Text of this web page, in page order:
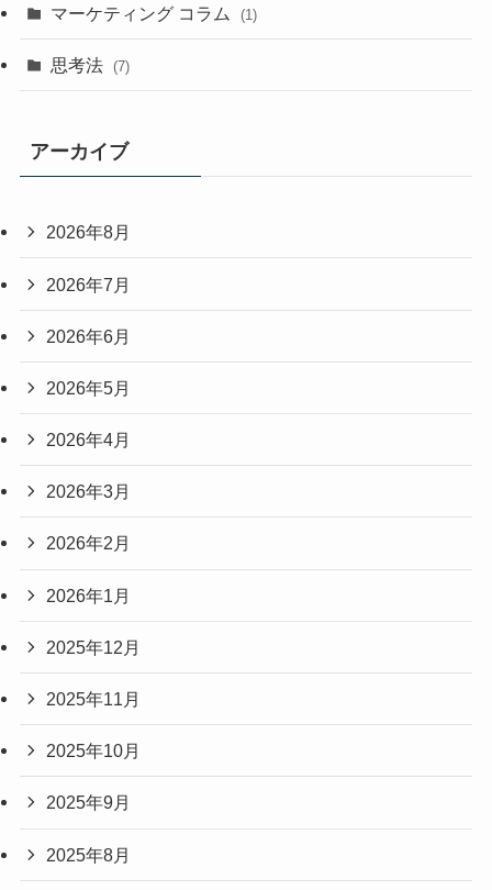
マーケティング コラム (1)
思考法 (7)
アーカイブ
2026年8月
2026年7月
2026年6月
2026年5月
2026年4月
2026年3月
2026年2月
2026年1月
2025年12月
2025年11月
2025年10月
2025年9月
2025年8月